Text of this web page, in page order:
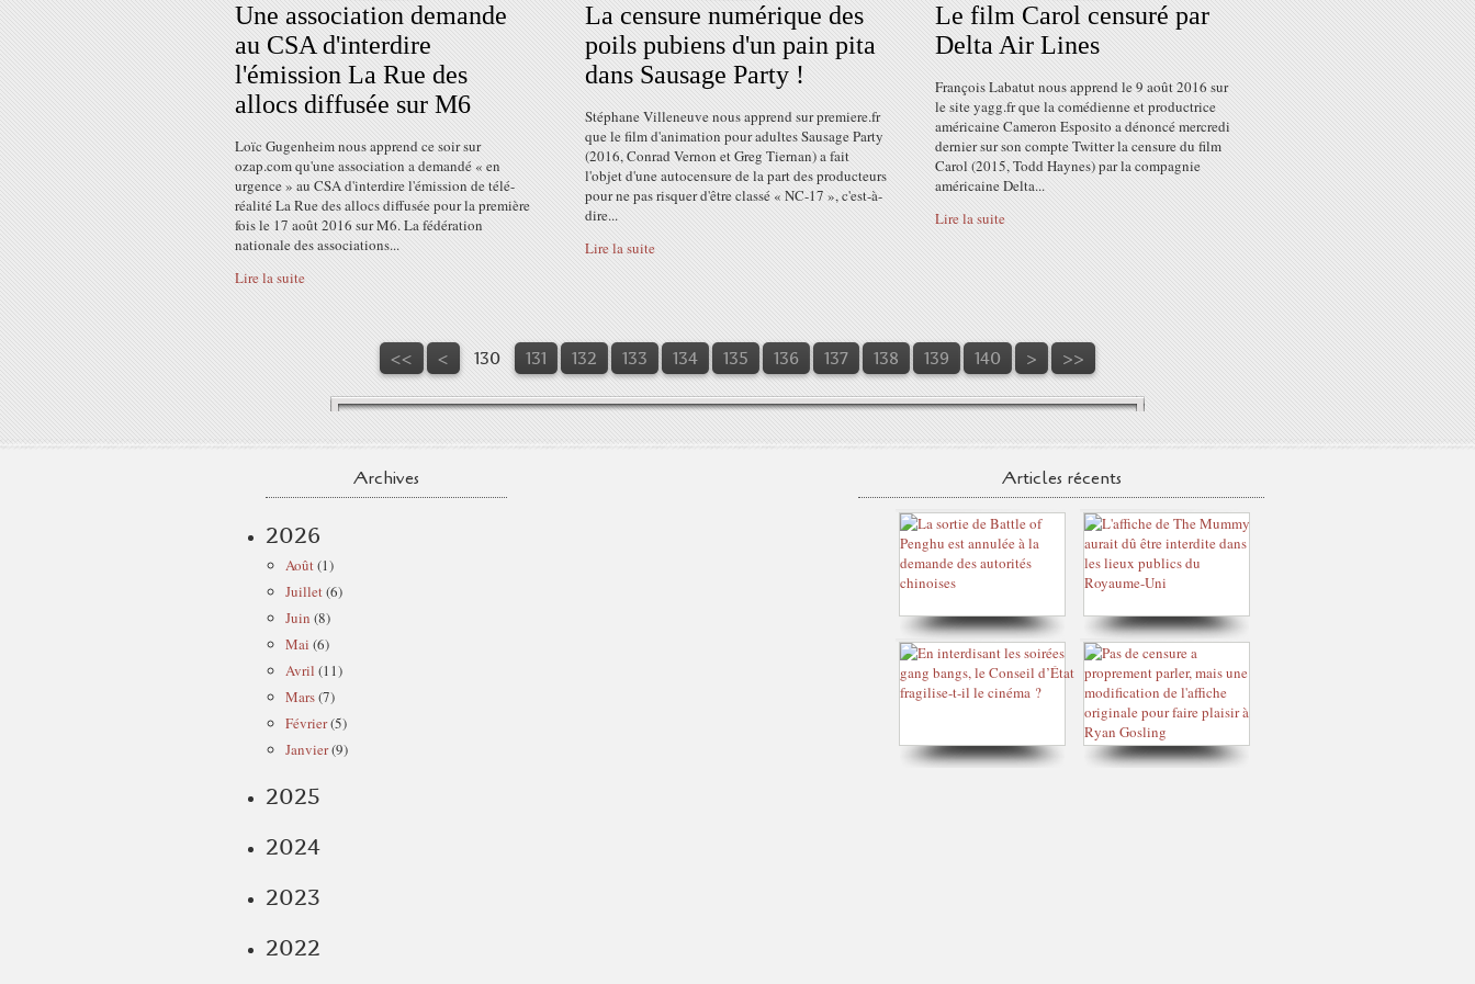
Une association demande
au CSA d'interdire
l'émission La Rue des
allocs diffusée sur M6
Loïc Gugenheim nous apprend ce soir sur
ozap.com qu'une association a demandé « en
urgence » au CSA d'interdire l'émission de télé-
réalité La Rue des allocs diffusée pour la première
fois le 17 août 2016 sur M6. La fédération
nationale des associations...
Lire la suite
La censure numérique des
poils pubiens d'un pain pita
dans Sausage Party !
Stéphane Villeneuve nous apprend sur premiere.fr
que le film d'animation pour adultes Sausage Party
(2016, Conrad Vernon et Greg Tiernan) a fait
l'objet d'une autocensure de la part des producteurs
pour ne pas risquer d'être classé « NC-17 », c'est-à-
dire...
Lire la suite
Le film Carol censuré par
Delta Air Lines
François Labatut nous apprend le 9 août 2016 sur
le site yagg.fr que la comédienne et productrice
américaine Cameron Esposito a dénoncé mercredi
dernier sur son compte Twitter la censure du film
Carol (2015, Todd Haynes) par la compagnie
américaine Delta...
Lire la suite
<< < 100
110
120
130 131 132 133 134 135 136 137 138 139 140 150
160
170
> >>
Archives
2026
Août(1)
Juillet(6)
Juin (8)
Mai (6)
Avril (11)
Mars(7)
Février(5)
Janvier(9)
2025
2024
2023
2022
Articles récents